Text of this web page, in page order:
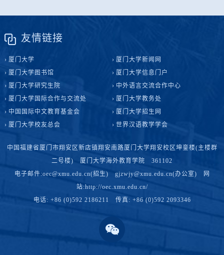
友情链接
厦门大学
厦门大学新闻网
厦门大学图书馆
厦门大学信息门户
厦门大学研究生院
中外语言交流合作中心
厦门大学国际合作与交流处
厦门大学教务处
中国国际中文教育基金会
厦门大学招生网
厦门大学校友总会
世界汉语教学学会
中国福建省厦门市翔安区新店镇翔安南路厦门大学翔安校区坤銮楼(主楼群
二号楼) 厦门大学海外教育学院 361102
电子邮件:oec@xmu.edu.cn(招生) gjzwjy@xmu.edu.cn(办公室) 网
站:http://oec.xmu.edu.cn/
电话: +86 (0)592 2186211 传真: +86 (0)592 2093346